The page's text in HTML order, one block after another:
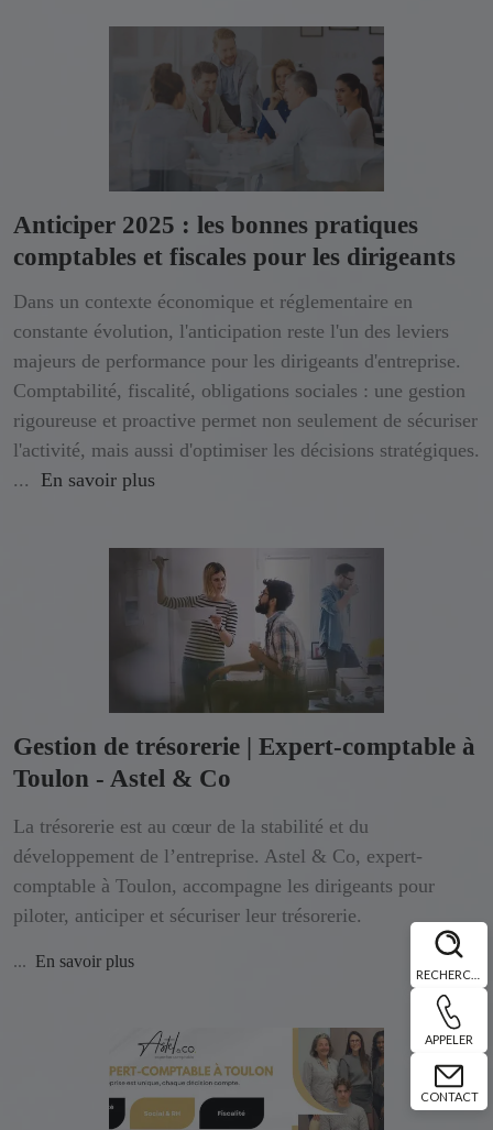
APPELER
CONTACT
Anticiper 2025 : les bonnes pratiques
comptables et fiscales pour les dirigeants
Dans un contexte économique et réglementaire en
constante évolution, l'anticipation reste l'un des leviers
majeurs de performance pour les dirigeants d'entreprise.
Comptabilité, fiscalité, obligations sociales : une gestion
rigoureuse et proactive permet non seulement de sécuriser
l'activité, mais aussi d'optimiser les décisions stratégiques.
... En savoir plus
Gestion de trésorerie | Expert-comptable à
Toulon - Astel & Co
La trésorerie est au cœur de la stabilité et du
développement de l’entreprise. Astel & Co, expert-
comptable à Toulon, accompagne les dirigeants pour
piloter, anticiper et sécuriser leur trésorerie.
... En savoir plus